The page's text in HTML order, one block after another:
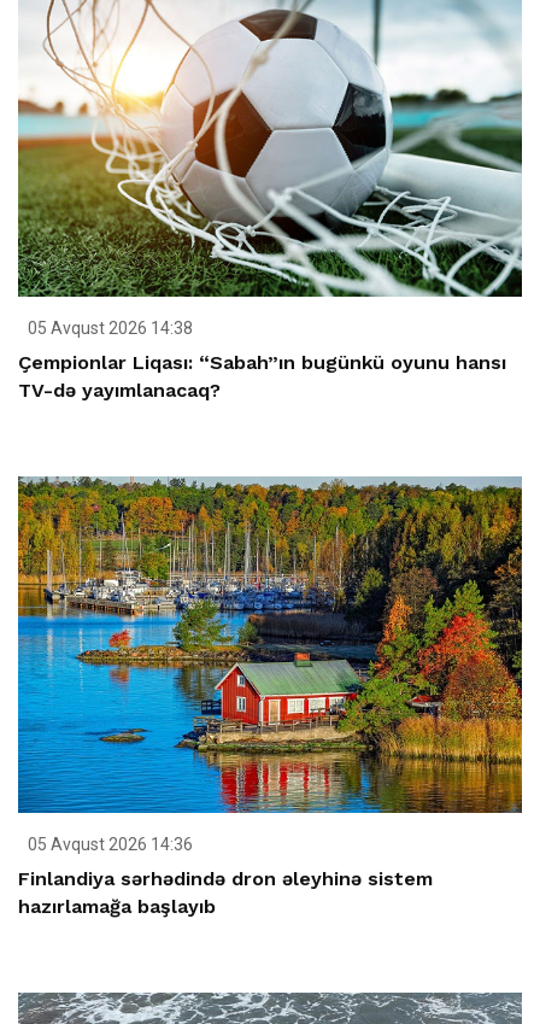
05 Avqust 2026 14:38
Çempionlar Liqası: “Sabah”ın bugünkü oyunu hansı
TV-də yayımlanacaq?
05 Avqust 2026 14:36
Finlandiya sərhədində dron əleyhinə sistem
hazırlamağa başlayıb